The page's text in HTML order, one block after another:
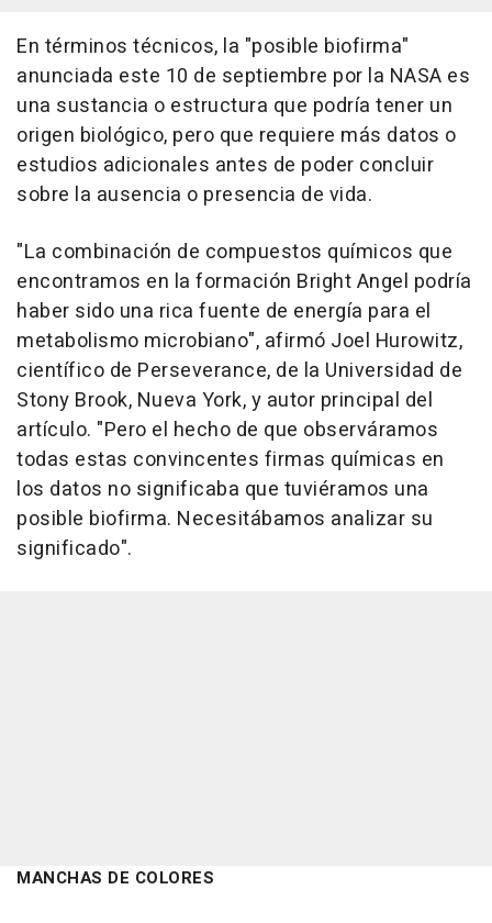
En términos técnicos, la "posible biofirma"
anunciada este 10 de septiembre por la NASA es
una sustancia o estructura que podría tener un
origen biológico, pero que requiere más datos o
estudios adicionales antes de poder concluir
sobre la ausencia o presencia de vida.
"La combinación de compuestos químicos que
encontramos en la formación Bright Angel podría
haber sido una rica fuente de energía para el
metabolismo microbiano", afirmó Joel Hurowitz,
científico de Perseverance, de la Universidad de
Stony Brook, Nueva York, y autor principal del
artículo. "Pero el hecho de que observáramos
todas estas convincentes firmas químicas en
los datos no significaba que tuviéramos una
posible biofirma. Necesitábamos analizar su
significado".
MANCHAS DE COLORES